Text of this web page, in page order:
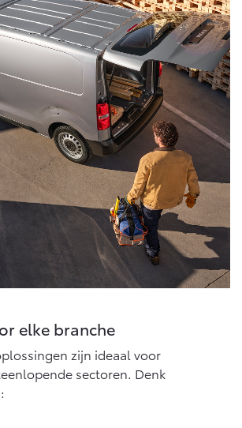
Vanaf € 56.570,-
elke branche
zijn ideaal voor
sectoren. Denk